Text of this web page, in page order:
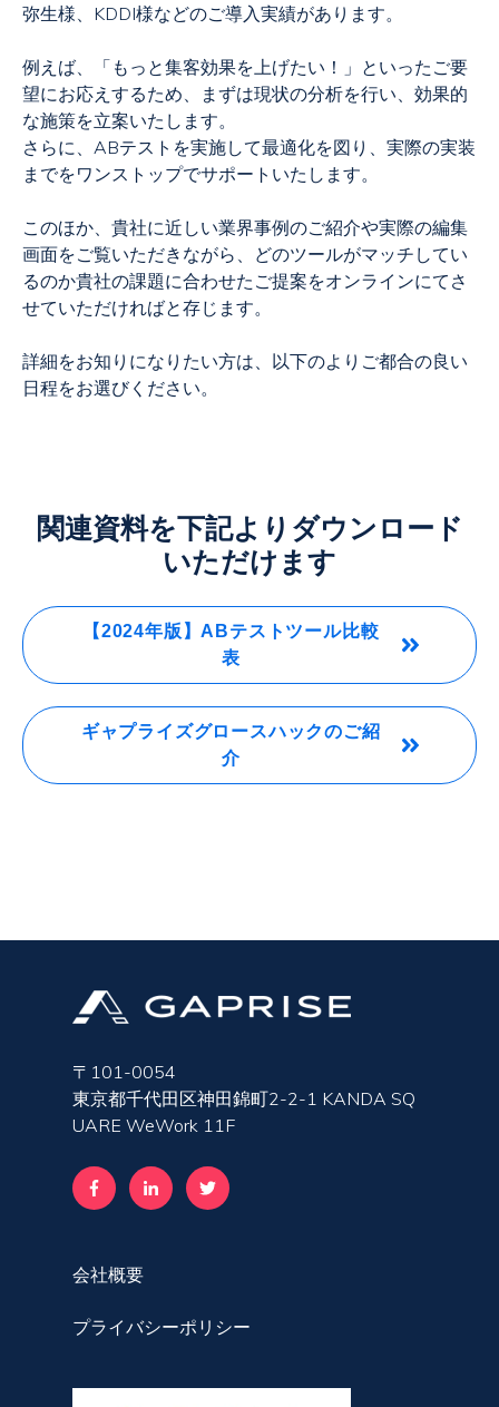
弥生様、KDDI様などのご導入実績があります。
例えば、「もっと集客効果を上げたい！」といったご要
望にお応えするため、まずは現状の分析を行い、効果的
な施策を立案いたします。
さらに、ABテストを実施して最適化を図り、実際の実装
までをワンストップでサポートいたします。
このほか、貴社に近しい業界事例のご紹介や実際の編集
画面をご覧いただきながら、どのツールがマッチしてい
るのか貴社の課題に合わせたご提案をオンラインにてさ
せていただければと存じます。
詳細をお知りになりたい方は、以下のよりご都合の良い
日程をお選びください。
関連資料を下記よりダウンロード
いただけます
【2024年版】ABテストツール比較
表
ギャプライズグロースハックのご紹
介
〒101-0054
東京都千代田区神田錦町2-2-1 KANDA SQ
UARE WeWork 11F
会社概要
プライバシーポリシー